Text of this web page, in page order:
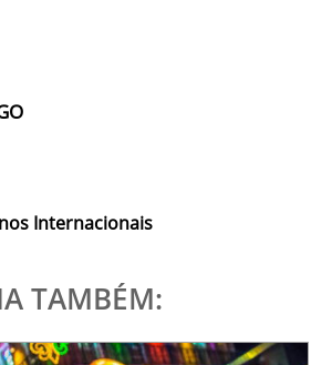
Internacionais
TAMBÉM: